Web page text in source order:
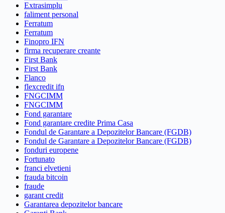
Extrasimplu
faliment personal
Ferratum
Ferratum
Finopro IFN
firma recuperare creante
First Bank
First Bank
Flanco
flexcredit ifn
FNGCIMM
FNGCIMM
Fond garantare
Fond garantare credite Prima Casa
Fondul de Garantare a Depozitelor Bancare (FGDB)
Fondul de Garantare a Depozitelor Bancare (FGDB)
fonduri europene
Fortunato
franci elvetieni
frauda bitcoin
fraude
garant credit
Garantarea depozitelor bancare